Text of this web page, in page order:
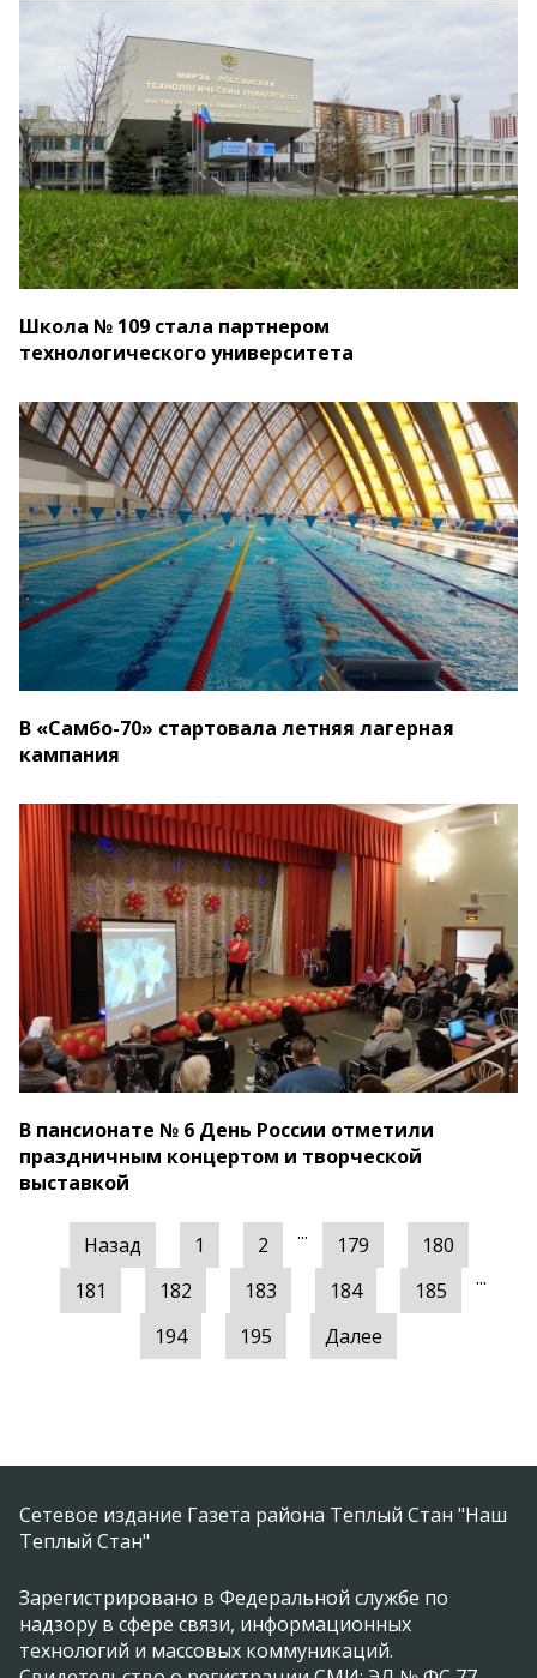
Школа № 109 стала партнером
технологического университета
В «Самбо-70» стартовала летняя лагерная
кампания
В пансионате № 6 День России отметили
праздничным концертом и творческой
выставкой
Назад 1 2 ... 179
180
181
182 183 184 185 ...
194 195 Далее
Сетевое издание Газета района Теплый Стан "Наш
Теплый Стан"
Зарегистрировано в Федеральной службе по
надзору в сфере связи, информационных
технологий и массовых коммуникаций.